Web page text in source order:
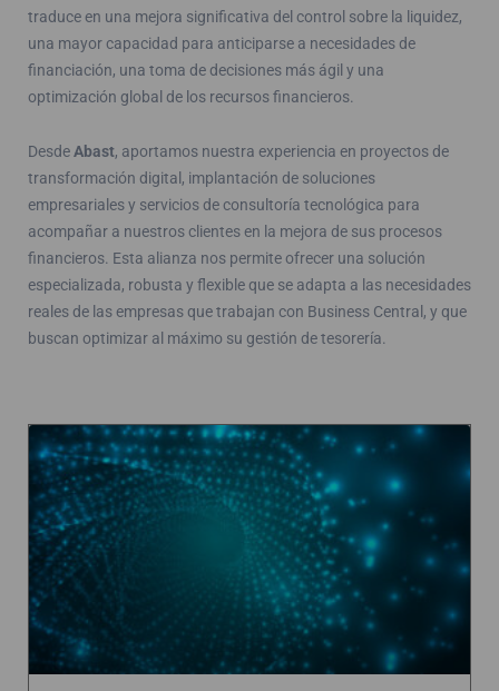
traduce en una mejora significativa del control sobre la liquidez,
una mayor capacidad para anticiparse a necesidades de
financiación, una toma de decisiones más ágil y una
optimización global de los recursos financieros.
DesdeAbast, aportamos nuestra experiencia en proyectos de
transformación digital, implantación de soluciones
empresariales y servicios de consultoría tecnológica para
acompañar a nuestros clientes en la mejora de sus procesos
financieros. Esta alianza nos permite ofrecer una solución
especializada, robusta y flexible que se adapta a las necesidades
reales de las empresas que trabajan con Business Central, y que
buscan optimizar al máximo su gestión de tesorería.